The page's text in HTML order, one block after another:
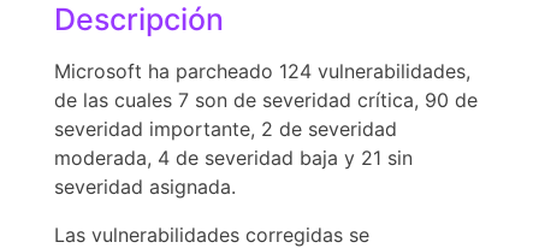
de seguridad
de sus
productos
Descripción
Microsoft ha parcheado 124 vulnerabilidades,
de las cuales 7 son de severidad crítica, 90 de
severidad importante, 2 de severidad
moderada, 4 de severidad baja y 21 sin
severidad asignada.
Las vulnerabilidades corregidas se